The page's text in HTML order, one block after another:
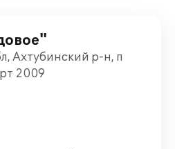
Ахтубинский р-н, п
2009